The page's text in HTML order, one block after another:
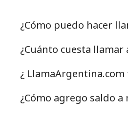
Celular
Eswatini
Línea fija
¿Cómo puedo hacer
¿Cuánto cuesta llamar
¿
¿Cómo agrego saldo